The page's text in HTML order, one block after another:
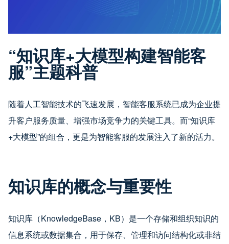
“知识库+大模型构建智能客
服”主题科普
随着人工智能技术的飞速发展，智能客服系统已成为企业提
升客户服务质量、增强市场竞争力的关键工具。而“知识库
+大模型”的组合，更是为智能客服的发展注入了新的活力。
知识库的概念与重要性
知识库（KnowledgeBase，KB）是一个存储和组织知识的
信息系统或数据集合，用于保存、管理和访问结构化或非结